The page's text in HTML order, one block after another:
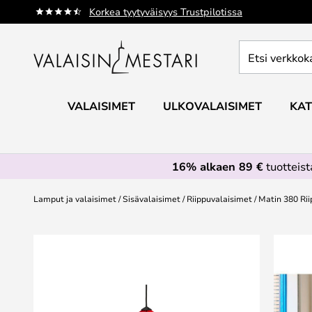
Korkea tyytyväisyys Trustpilotissa
Skip
to
verkkokaupan
VALAISIMET ULKOVALAISIMET
16% alkaen 89 €
Lamput ja valaisimet Sisävalaisimet Riippuvalaisimet Matin 380